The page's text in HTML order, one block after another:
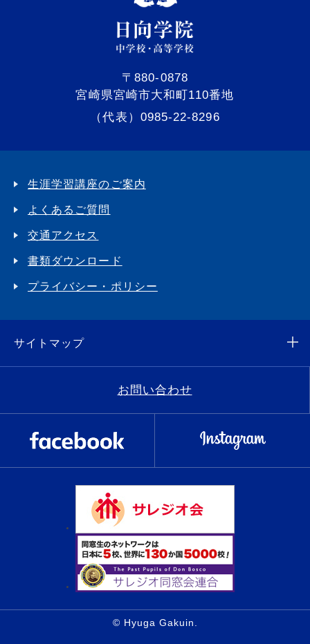
〒880-0878
宮崎県宮崎市大和町110番地
（代表）0985-22-8296
生涯学習講座のご案内
よくあるご質問
交通アクセス
書類ダウンロード
プライバシー・ポリシー
サイトマップ
お問い合わせ
© Hyuga Gakuin.